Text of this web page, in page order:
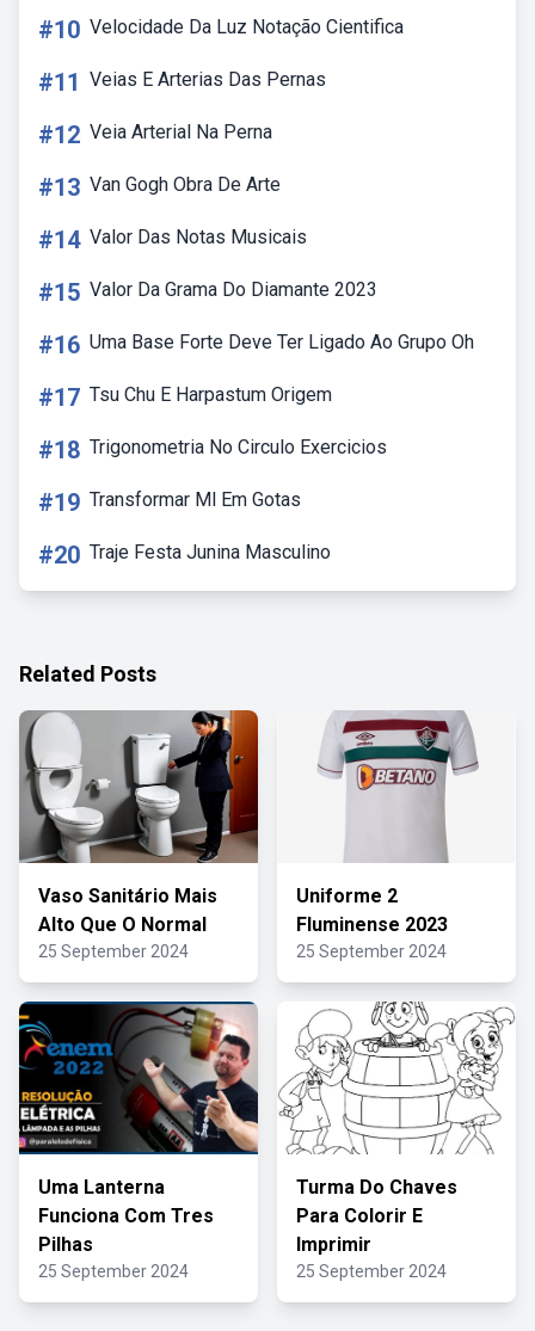
#10 Velocidade Da Luz Notação Cientifica
#11 Veias E Arterias Das Pernas
#12 Veia Arterial Na Perna
#13 Van Gogh Obra De Arte
#14 Valor Das Notas Musicais
#15 Valor Da Grama Do Diamante 2023
#16 Uma Base Forte Deve Ter Ligado Ao Grupo Oh
#17 Tsu Chu E Harpastum Origem
#18 Trigonometria No Circulo Exercicios
#19 Transformar Ml Em Gotas
#20 Traje Festa Junina Masculino
Related Posts
Vaso Sanitário Mais
Alto Que O Normal
25 September 2024
Uniforme 2
Fluminense 2023
25 September 2024
Uma Lanterna
Funciona Com Tres
Pilhas
25 September 2024
Turma Do Chaves
Para Colorir E
Imprimir
25 September 2024